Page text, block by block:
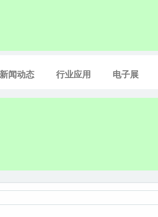
新闻动态 行业应用 电子展